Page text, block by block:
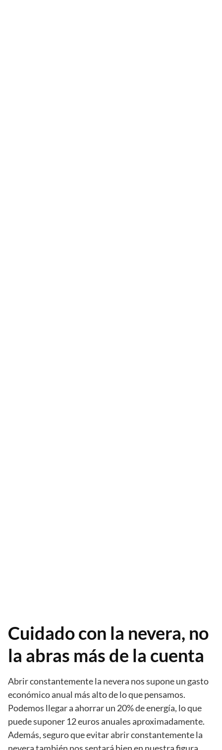
Cuidado con la nevera, no
la abras más de la cuenta
Abrir constantemente la nevera nos supone un gasto
económico anual más alto de lo que pensamos.
Podemos llegar a ahorrar un 20% de energía, lo que
puede suponer 12 euros anuales aproximadamente.
Además, seguro que evitar abrir constantemente la